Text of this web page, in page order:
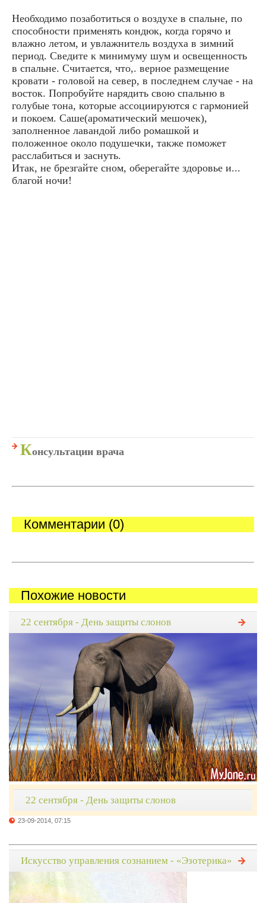
Необходимо позаботиться о воздухе в спальне, по
способности применять кондюк, когда горячо и
влажно летом, и увлажнитель воздуха в зимний
период. Сведите к минимуму шум и освещенность
в спальне. Считается, что,. верное размещение
кровати - головой на север, в последнем случае - на
восток. Попробуйте нарядить свою спальню в
голубые тона, которые ассоциируются с гармонией
и покоем. Саше(ароматический мешочек),
заполненное лавандой либо ромашкой и
положенное около подушечки, также поможет
расслабиться и заснуть.
Итак, не брезгайте сном, оберегайте здоровье и...
благой ночи!
Консультации врача
Комментарии (0)
Похожие новости
22 сентября - День защиты слонов
22 сентября - День защиты слонов
23-09-2014, 07:15
Искусство управления сознанием - «Эзотерика»